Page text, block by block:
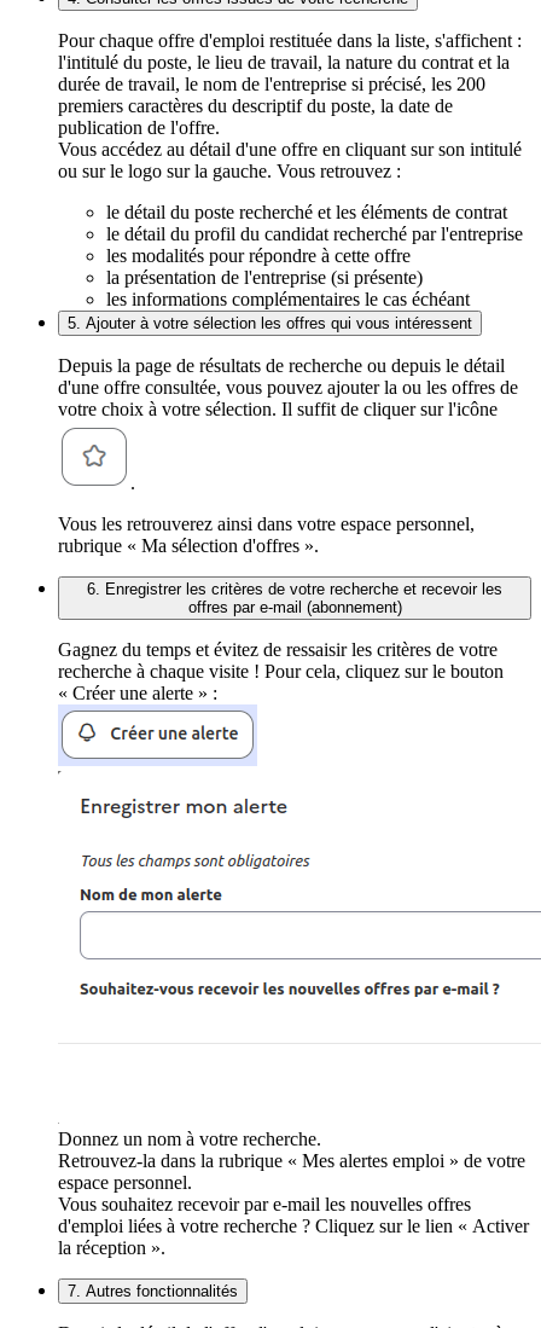
Pour chaque offre d'emploi restituée dans la liste, s'affichent :
l'intitulé du poste, le lieu de travail, la nature du contrat et la
durée de travail, le nom de l'entreprise si précisé, les 200
premiers caractères du descriptif du poste, la date de
publication de l'offre.
Vous accédez au détail d'une offre en cliquant sur son intitulé
ou sur le logo sur la gauche. Vous retrouvez :
le détail du poste recherché et les éléments de contrat
le détail du profil du candidat recherché par l'entreprise
les modalités pour répondre à cette offre
la présentation de l'entreprise (si présente)
les informations complémentaires le cas échéant
5. Ajouter à votre sélection les offres qui vous intéressent
Depuis la page de résultats de recherche ou depuis le détail
d'une offre consultée, vous pouvez ajouter la ou les offres de
votre choix à votre sélection. Il suffit de cliquer sur l'icône
.
Vous les retrouverez ainsi dans votre espace personnel,
rubrique « Ma sélection d'offres ».
6. Enregistrer les critères de votre recherche et recevoir les
offres par e-mail (abonnement)
Gagnez du temps et évitez de ressaisir les critères de votre
recherche à chaque visite ! Pour cela, cliquez sur le bouton
« Créer une alerte » :
Donnez un nom à votre recherche.
Retrouvez-la dans la rubrique « Mes alertes emploi » de votre
espace personnel.
Vous souhaitez recevoir par e-mail les nouvelles offres
d'emploi liées à votre recherche ? Cliquez sur le lien « Activer
la réception ».
7. Autres fonctionnalités